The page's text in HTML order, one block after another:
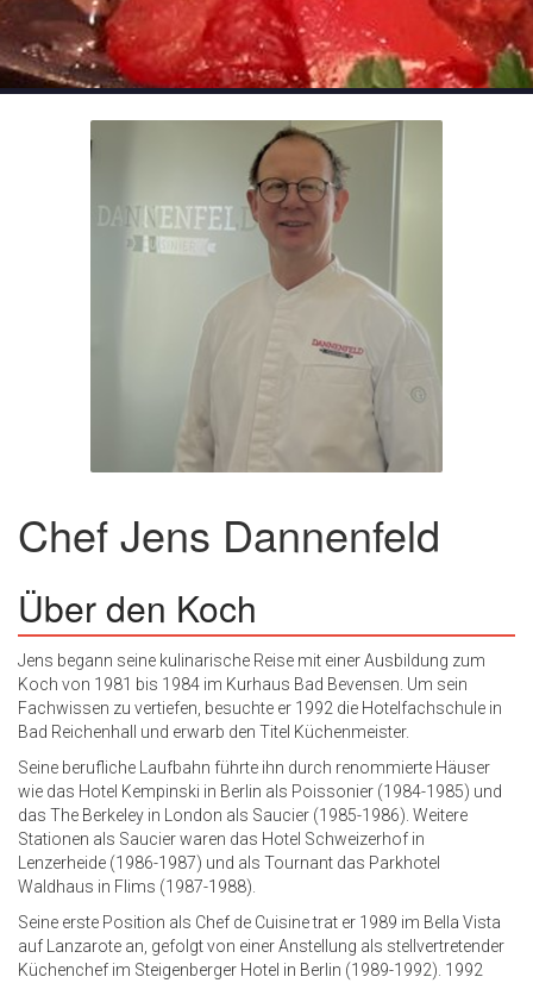
ChefJens Dannenfeld
Über den Koch
Jens begann seine kulinarische Reise mit einer Ausbildung zum
Koch von 1981 bis 1984 im Kurhaus Bad Bevensen. Um sein
Fachwissen zu vertiefen, besuchte er 1992 die Hotelfachschule in
Bad Reichenhall und erwarb den Titel Küchenmeister.
Seine berufliche Laufbahn führte ihn durch renommierte Häuser
wie das Hotel Kempinski in Berlin als Poissonier (1984-1985) und
das The Berkeley in London als Saucier (1985-1986). Weitere
Stationen als Saucier waren das Hotel Schweizerhof in
Lenzerheide (1986-1987) und als Tournant das Parkhotel
Waldhaus in Flims (1987-1988).
Seine erste Position als Chef de Cuisine trat er 1989 im Bella Vista
auf Lanzarote an, gefolgt von einer Anstellung als stellvertretender
Küchenchef im Steigenberger Hotel in Berlin (1989-1992). 1992